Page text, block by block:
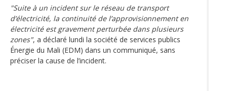
"Suite à un incident sur le réseau de transport
d’électricité, la continuité de l’approvisionnement en
électricité est gravement perturbée dans plusieurs
zones", a déclaré lundi la société de services publics
Énergie du Mali (EDM) dans un communiqué, sans
préciser la cause de l’incident.